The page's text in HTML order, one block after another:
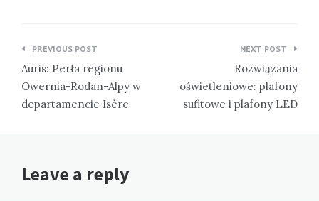
Nawigacja
wpisu
PREVIOUS POST
Auris: Perła regionu
Owernia-Rodan-Alpy w
departamencie Isère
NEXT POST
Rozwiązania
oświetleniowe: plafony
sufitowe i plafony LED
Leave a reply